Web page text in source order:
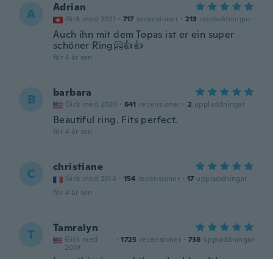
A Adrian
Gick med 2021 · 717 recensioner · 213 uppladdningar
Auch ihn mit dem Topas ist er ein super
schöner Ring🤗👍👍
för 4 år sen
B barbara
Gick med 2020 · 641 recensioner · 2 uppladdningar
Beautiful ring. Fits perfect.
för 4 år sen
C christiane
Gick med 2016 · 154 recensioner · 17 uppladdningar
för 4 år sen
T Tamralyn
Gick med
2019
· 1725 recensioner · 738 uppladdningar